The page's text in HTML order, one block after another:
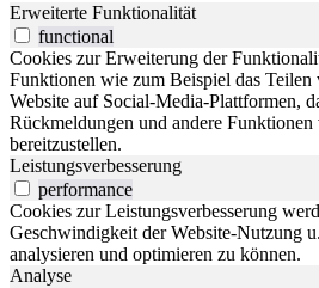
Erweiterte Funktionalität
functional
Cookies zur Erweiterung der
Funktionen wie zum Beispiel das Teilen
Website auf Social-Media-Plattformen,
Rückmeldungen und andere
bereitzustellen.
Leistungsverbesserung
performance
Cookies zur Leistungsverbesserung
Geschwindigkeit der Website-Nutzung
analysieren und optimieren zu können.
Analyse